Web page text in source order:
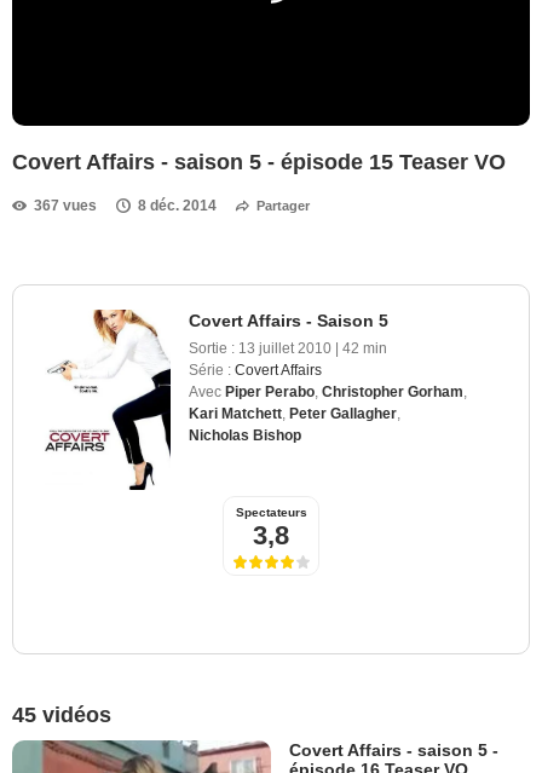
Covert Affairs - saison 5 - épisode 15 Teaser VO
367 vues 8 déc. 2014 Partager
Covert Affairs - Saison 5
Sortie : 13 juillet 2010 | 42 min
Série : Covert Affairs
Avec Piper Perabo Christopher Gorham
Kari Matchett Peter Gallagher
Nicholas Bishop
Spectateurs
3,8
45 vidéos
Covert Affairs - saison 5 -